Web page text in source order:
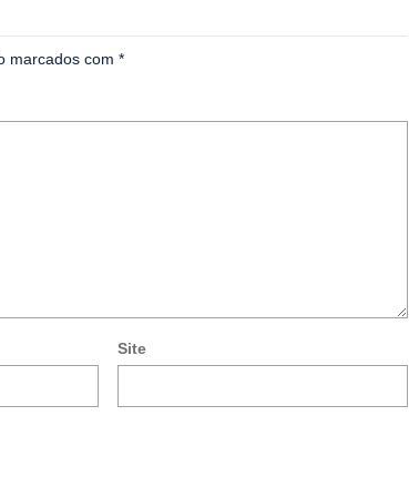
marcados com *
Site